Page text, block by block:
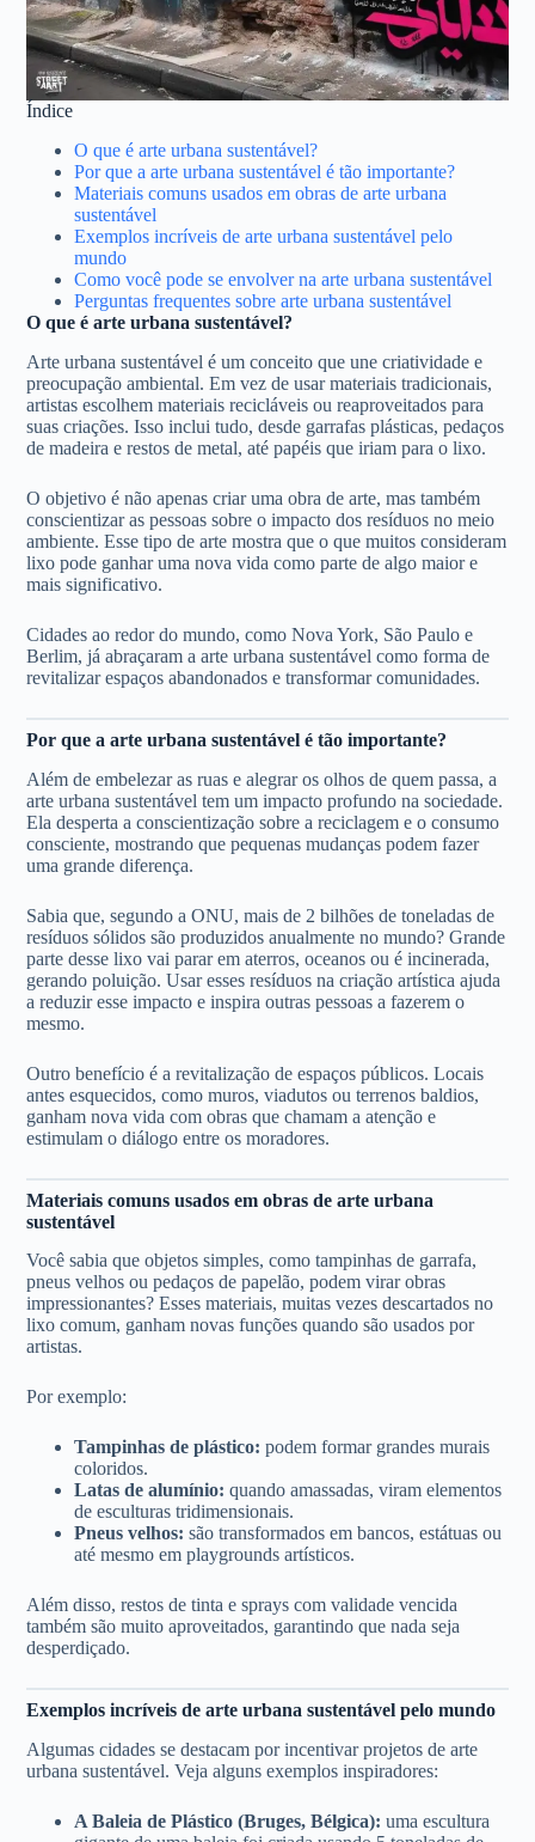
Índice
O que é arte urbana sustentável?
Por que a arte urbana sustentável é tão importante?
Materiais comuns usados em obras de arte urbana
sustentável
Exemplos incríveis de arte urbana sustentável pelo
mundo
Como você pode se envolver na arte urbana sustentável
Perguntas frequentes sobre arte urbana sustentável
O que é arte urbana sustentável?
Arte urbana sustentável é um conceito que une criatividade e
preocupação ambiental. Em vez de usar materiais tradicionais,
artistas escolhem materiais recicláveis ou reaproveitados para
suas criações. Isso inclui tudo, desde garrafas plásticas, pedaços
de madeira e restos de metal, até papéis que iriam para o lixo.
O objetivo é não apenas criar uma obra de arte, mas também
conscientizar as pessoas sobre o impacto dos resíduos no meio
ambiente. Esse tipo de arte mostra que o que muitos consideram
lixo pode ganhar uma nova vida como parte de algo maior e
mais significativo.
Cidades ao redor do mundo, como Nova York, São Paulo e
Berlim, já abraçaram a arte urbana sustentável como forma de
revitalizar espaços abandonados e transformar comunidades.
Por que a arte urbana sustentável é tão importante?
Além de embelezar as ruas e alegrar os olhos de quem passa, a
arte urbana sustentável tem um impacto profundo na sociedade.
Ela desperta a conscientização sobre a reciclagem e o consumo
consciente, mostrando que pequenas mudanças podem fazer
uma grande diferença.
Sabia que, segundo a ONU, mais de 2 bilhões de toneladas de
resíduos sólidos são produzidos anualmente no mundo? Grande
parte desse lixo vai parar em aterros, oceanos ou é incinerada,
gerando poluição. Usar esses resíduos na criação artística ajuda
a reduzir esse impacto e inspira outras pessoas a fazerem o
mesmo.
Outro benefício é a revitalização de espaços públicos. Locais
antes esquecidos, como muros, viadutos ou terrenos baldios,
ganham nova vida com obras que chamam a atenção e
estimulam o diálogo entre os moradores.
Materiais comuns usados em obras de arte urbana
sustentável
Você sabia que objetos simples, como tampinhas de garrafa,
pneus velhos ou pedaços de papelão, podem virar obras
impressionantes? Esses materiais, muitas vezes descartados no
lixo comum, ganham novas funções quando são usados por
artistas.
Por exemplo:
Tampinhas de plástico: podem formar grandes murais
coloridos.
Latas de alumínio: quando amassadas, viram elementos
de esculturas tridimensionais.
Pneus velhos: são transformados em bancos, estátuas ou
até mesmo em playgrounds artísticos.
Além disso, restos de tinta e sprays com validade vencida
também são muito aproveitados, garantindo que nada seja
desperdiçado.
Exemplos incríveis de arte urbana sustentável pelo mundo
Algumas cidades se destacam por incentivar projetos de arte
urbana sustentável. Veja alguns exemplos inspiradores:
A Baleia de Plástico (Bruges, Bélgica): uma escultura